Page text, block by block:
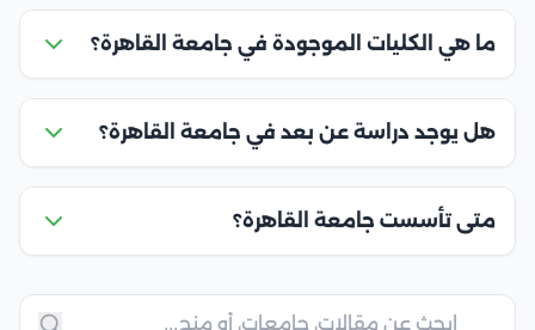
ما هي الكليات الموجودة في جامعة القاهرة؟
هل يوجد دراسة عن بعد في جامعة القاهرة؟
متى تأسست جامعة القاهرة؟